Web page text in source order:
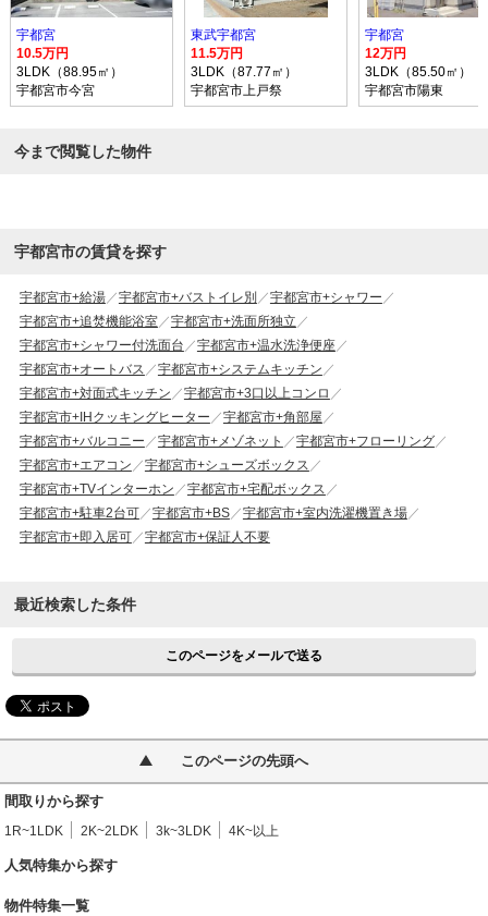
宇都宮
10.5万円
3LDK（88.95㎡）
宇都宮市今宮
東武宇都宮
11.5万円
3LDK（87.77㎡）
宇都宮市上戸祭
宇都宮
12万円
3LDK（85.50㎡）
宇都宮市陽東
今まで閲覧した物件
宇都宮市の賃貸を探す
宇都宮市+給湯 宇都宮市+バストイレ別
宇都宮市+シャワー
宇都宮市+追焚機能浴室
宇都宮市+洗面所独立
宇都宮市+シャワー付洗面台
宇都宮市+温水洗浄便座
宇都宮市+オートバス
宇都宮市+システムキッチン
宇都宮市+対面式キッチン
宇都宮市+3口以上コンロ
宇都宮市+IHクッキングヒーター
宇都宮市+角部屋
宇都宮市+バルコニー
宇都宮市+メゾネット
宇都宮市+フローリング
宇都宮市+エアコン
宇都宮市+シューズボックス
宇都宮市+TVインターホン
宇都宮市+宅配ボックス
宇都宮市+駐車2台可
宇都宮市+BS
宇都宮市+室内洗濯機置き場
宇都宮市+即入居可
宇都宮市+保証人不要
最近検索した条件
このページをメールで送る
このページの先頭へ
間取りから探す
1R~1LDK 2K~2LDK 3k~3LDK 4K~以上
人気特集から探す
物件特集一覧